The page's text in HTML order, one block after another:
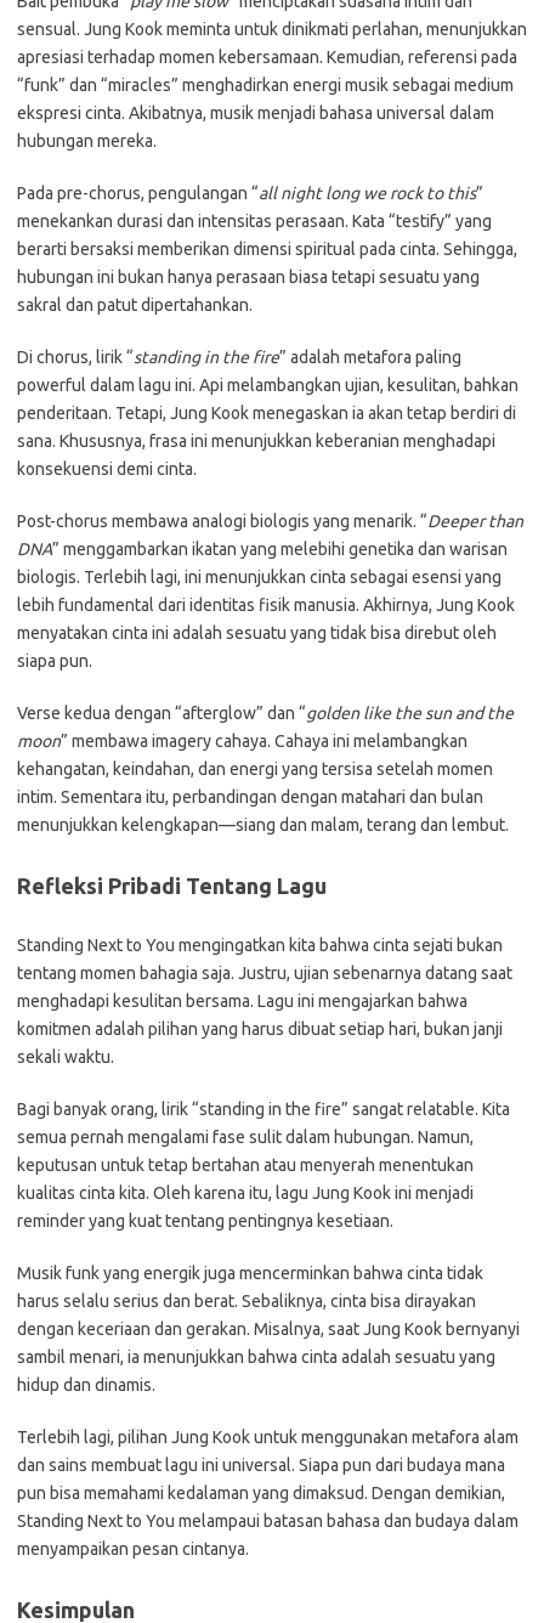
sensual. Jung Kook meminta untuk dinikmati perlahan, menunjukkan
apresiasi terhadap momen kebersamaan. Kemudian, referensi pada
“funk” dan “miracles” menghadirkan energi musik sebagai medium
ekspresi cinta. Akibatnya, musik menjadi bahasa universal dalam
hubungan mereka.
Pada pre-chorus, pengulangan “all night long we rock to this”
menekankan durasi dan intensitas perasaan. Kata “testify” yang
berarti bersaksi memberikan dimensi spiritual pada cinta. Sehingga,
hubungan ini bukan hanya perasaan biasa tetapi sesuatu yang
sakral dan patut dipertahankan.
Di chorus, lirik “standing in the fire” adalah metafora paling
powerful dalam lagu ini. Api melambangkan ujian, kesulitan, bahkan
penderitaan. Tetapi, Jung Kook menegaskan ia akan tetap berdiri di
sana. Khususnya, frasa ini menunjukkan keberanian menghadapi
konsekuensi demi cinta.
Post-chorus membawa analogi biologis yang menarik. “Deeper than
DNA” menggambarkan ikatan yang melebihi genetika dan warisan
biologis. Terlebih lagi, ini menunjukkan cinta sebagai esensi yang
lebih fundamental dari identitas fisik manusia. Akhirnya, Jung Kook
menyatakan cinta ini adalah sesuatu yang tidak bisa direbut oleh
siapa pun.
Verse kedua dengan “afterglow” dan “golden like the sun and the
moon” membawa imagery cahaya. Cahaya ini melambangkan
kehangatan, keindahan, dan energi yang tersisa setelah momen
intim. Sementara itu, perbandingan dengan matahari dan bulan
menunjukkan kelengkapan—siang dan malam, terang dan lembut.
Refleksi Pribadi Tentang Lagu
Standing Next to You mengingatkan kita bahwa cinta sejati bukan
tentang momen bahagia saja. Justru, ujian sebenarnya datang saat
menghadapi kesulitan bersama. Lagu ini mengajarkan bahwa
komitmen adalah pilihan yang harus dibuat setiap hari, bukan janji
sekali waktu.
Bagi banyak orang, lirik “standing in the fire” sangat relatable. Kita
semua pernah mengalami fase sulit dalam hubungan. Namun,
keputusan untuk tetap bertahan atau menyerah menentukan
kualitas cinta kita. Oleh karena itu, lagu Jung Kook ini menjadi
reminder yang kuat tentang pentingnya kesetiaan.
Musik funk yang energik juga mencerminkan bahwa cinta tidak
harus selalu serius dan berat. Sebaliknya, cinta bisa dirayakan
dengan keceriaan dan gerakan. Misalnya, saat Jung Kook bernyanyi
sambil menari, ia menunjukkan bahwa cinta adalah sesuatu yang
hidup dan dinamis.
Terlebih lagi, pilihan Jung Kook untuk menggunakan metafora alam
dan sains membuat lagu ini universal. Siapa pun dari budaya mana
pun bisa memahami kedalaman yang dimaksud. Dengan demikian,
Standing Next to You melampaui batasan bahasa dan budaya dalam
menyampaikan pesan cintanya.
Kesimpulan